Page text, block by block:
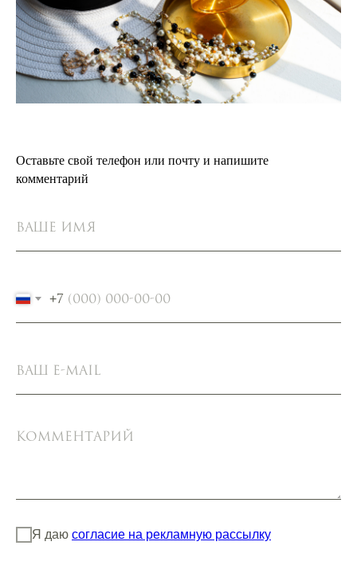
Оставьте свой телефон или почту и напишите
комментарий
+7
Я даю согласие на рекламную рассылку